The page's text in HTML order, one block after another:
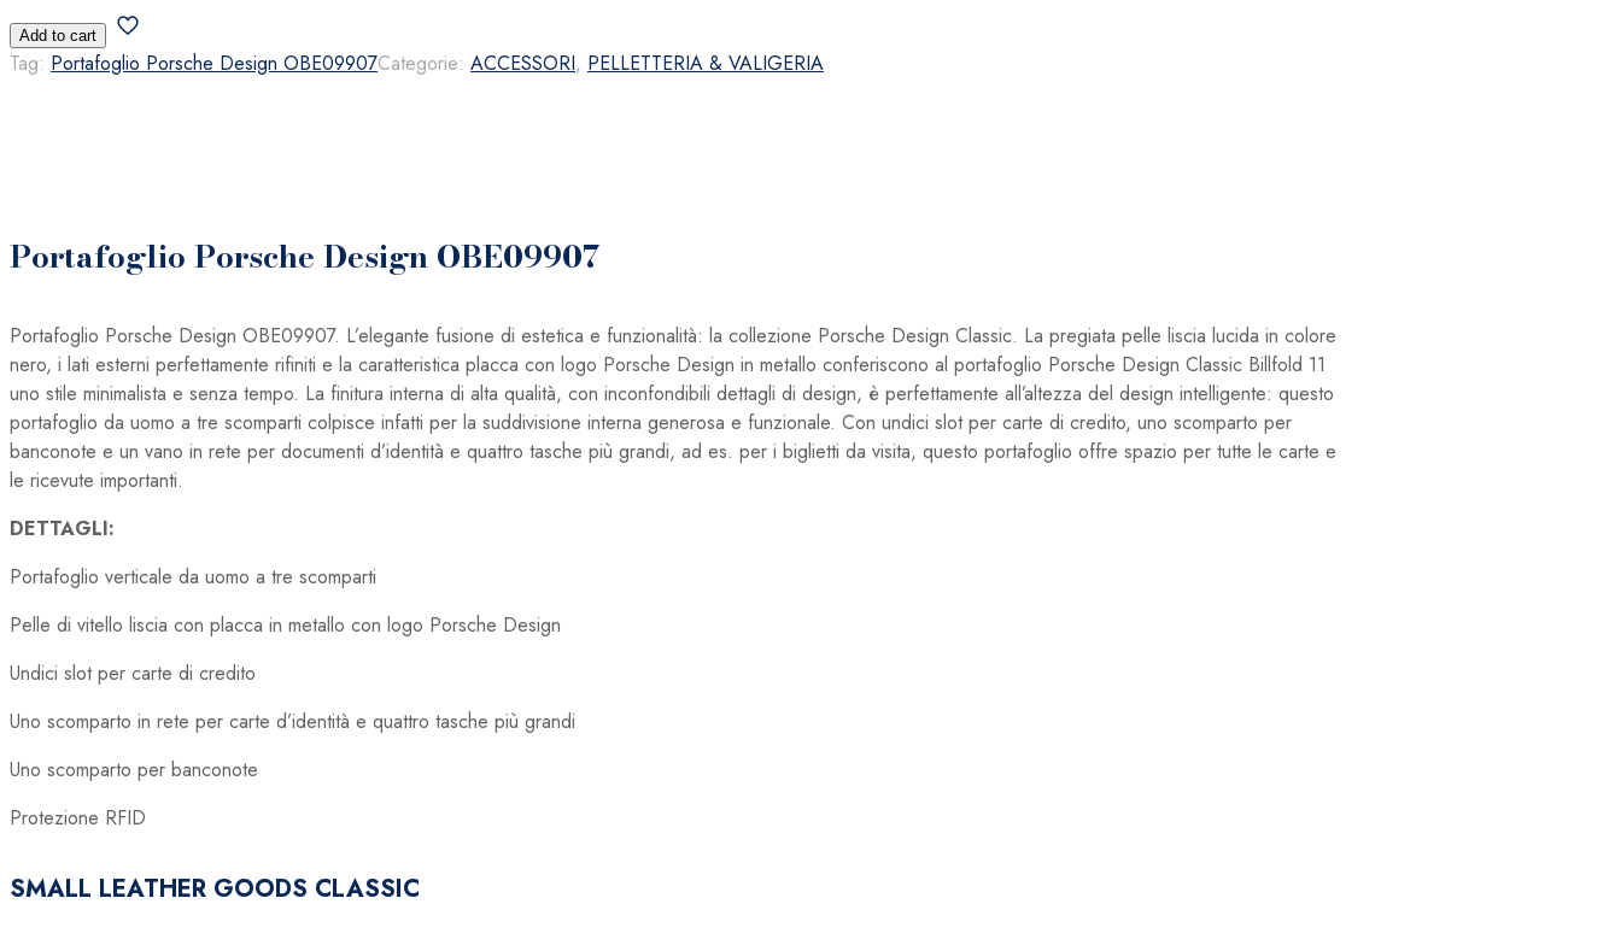
Portafoglio
Porsche
Design
Add to cart
Tag: Portafoglio Porsche Design OBE09907Categorie: ACCESSORI, PELLETTERIA & VALIGERIA
Portafoglio Porsche Design OBE09907
Portafoglio Porsche Design OBE09907. L’elegante fusione di estetica e funzionalità: la collezione Porsche Design Classic. La pregiata pelle liscia lucida in colore
nero, i lati esterni perfettamente rifiniti e la caratteristica placca con logo Porsche Design in metallo conferiscono al portafoglio Porsche Design Classic Billfold 11
uno stile minimalista e senza tempo. La finitura interna di alta qualità, con inconfondibili dettagli di design, è perfettamente all’altezza del design intelligente: questo
portafoglio da uomo a tre scomparti colpisce infatti per la suddivisione interna generosa e funzionale. Con undici slot per carte di credito, uno scomparto per
banconote e un vano in rete per documenti d’identità e quattro tasche più grandi, ad es. per i biglietti da visita, questo portafoglio offre spazio per tutte le carte e
le ricevute importanti.
DETTAGLI:
Portafoglio verticale da uomo a tre scomparti
Pelle di vitello liscia con placca in metallo con logo Porsche Design
Undici slot per carte di credito
Uno scomparto in rete per carte d’identità e quattro tasche più grandi
Uno scomparto per banconote
Protezione RFID
SMALL LEATHER GOODS CLASSIC